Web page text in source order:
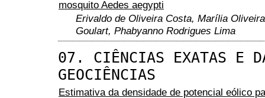
mosquito Aedes aegypti
Erivaldo de Oliveira Costa, Marília
Goulart, Phabyanno Rodrigues Lima
07. CIÊNCIAS EXATAS E
GEOCIÊNCIAS
Estimativa da densidade de potencial eólico